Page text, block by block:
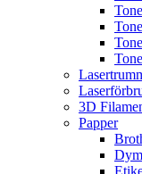
3D
Papper